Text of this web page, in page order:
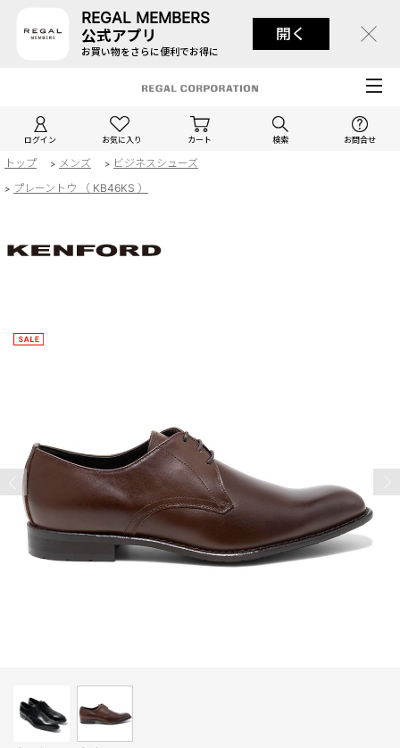
REGAL MEMBERS
公式アプリ
お買い物をさらに便利でお得に
開く
ログイン お気に入り カート 検索 お問合せ
トップ > メンズ > ビジネスシューズ
> プレーントウ （ KB46KS ）